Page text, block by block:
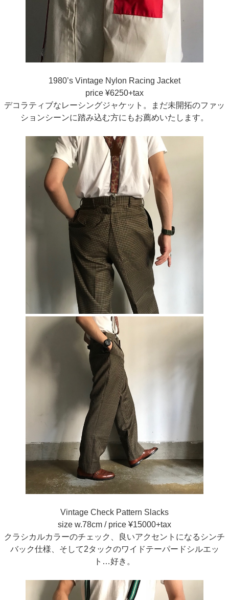
1980’s Vintage Nylon Racing Jacket
price ¥6250+tax
デコラティブなレーシングジャケット。まだ未開拓のファッ
ションシーンに踏み込む方にもお薦めいたします。
Vintage Check Pattern Slacks
size w.78cm / price ¥15000+tax
クラシカルカラーのチェック、良いアクセントになるシンチ
バック仕様、そして2タックのワイドテーパードシルエッ
ト…好き。